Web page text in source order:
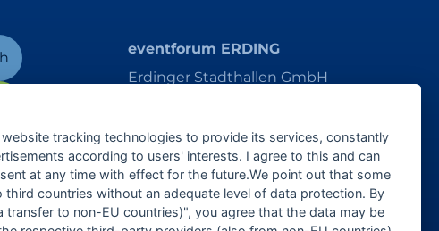
eventforum ERDING
Erdinger Stadthallen GmbH
85435 Erding
ticket@eventforum-erding.de
veranstaltung@eventforum-erding.de
tracking technologies to provide its services, constantly
according to users' interests. I agree to this and can
at any time with effect for the future.We point out that some
countries without an adequate level of data protection. By
transfer to non-EU countries)", you agree that the data may be